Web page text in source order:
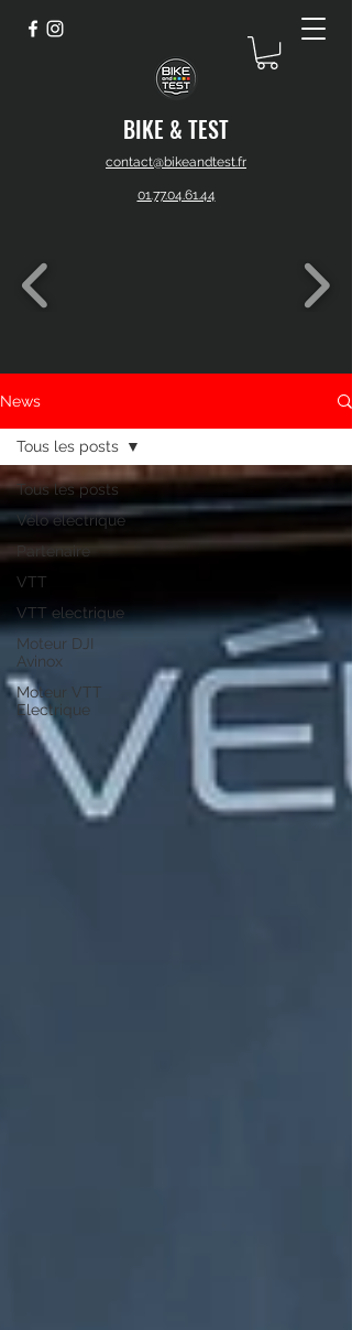
BIKE & TEST
contact@bikeandtest.fr
01.77.04.61.44
News
Tous les posts
Vélo électrique
Partenaire
VTT
VTT electrique
Moteur DJI
Avinox
Moteur VTT
Electrique
Tous les posts